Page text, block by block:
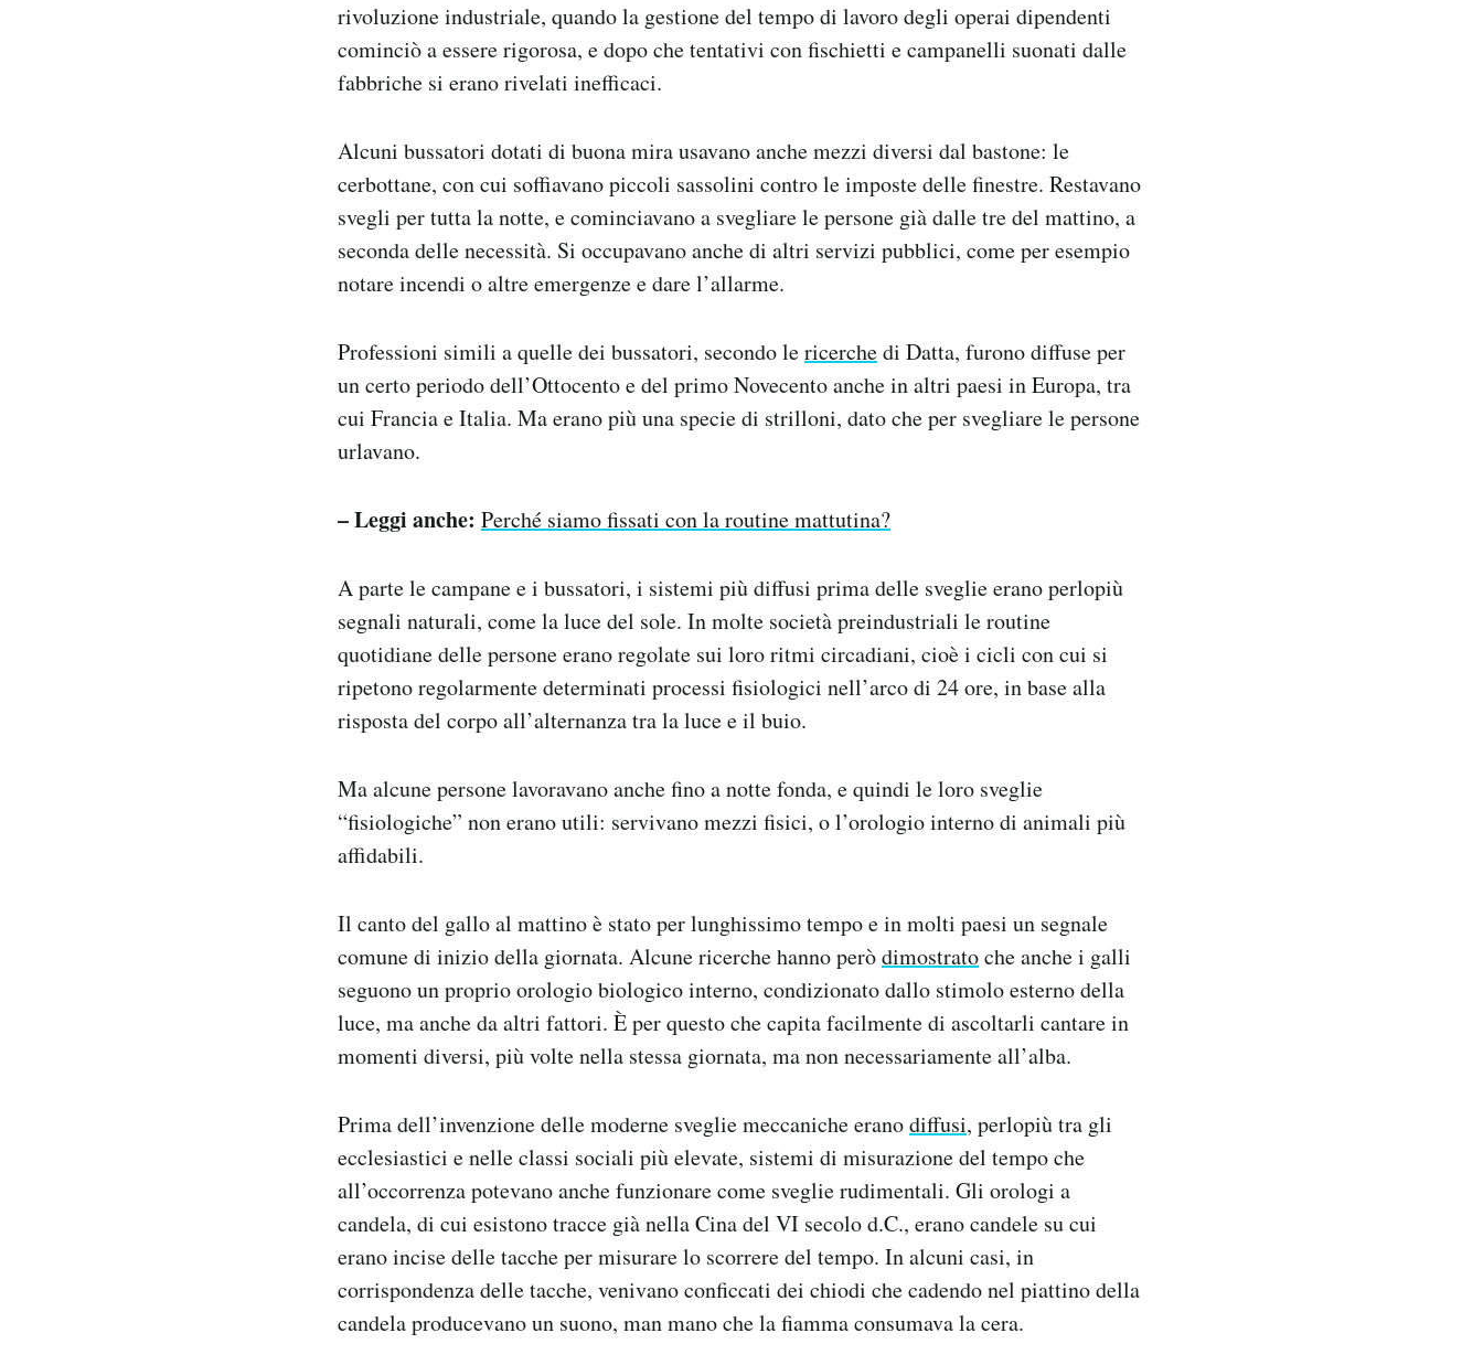
rivoluzione industriale, quando la gestione del tempo di lavoro degli operai dipendenti
cominciò a essere rigorosa, e dopo che tentativi con fischietti e campanelli suonati dalle
fabbriche si erano rivelati inefficaci.
Alcuni bussatori dotati di buona mira usavano anche mezzi diversi dal bastone: le
cerbottane, con cui soffiavano piccoli sassolini contro le imposte delle finestre. Restavano
svegli per tutta la notte, e cominciavano a svegliare le persone già dalle tre del mattino, a
seconda delle necessità. Si occupavano anche di altri servizi pubblici, come per esempio
notare incendi o altre emergenze e dare l’allarme.
Professioni simili a quelle dei bussatori, secondo lericerchedi Datta, furono diffuse per
un certo periodo dell’Ottocento e del primo Novecento anche in altri paesi in Europa, tra
cui Francia e Italia. Ma erano più una specie di strilloni, dato che per svegliare le persone
urlavano.
– Leggi anche: Perché siamo fissati con la routine mattutina?
A parte le campane e i bussatori, i sistemi più diffusi prima delle sveglie erano perlopiù
segnali naturali, come la luce del sole. In molte società preindustriali le routine
quotidiane delle persone erano regolate sui loro ritmi circadiani, cioè i cicli con cui si
ripetono regolarmente determinati processi fisiologici nell’arco di 24 ore, in base alla
risposta del corpo all’alternanza tra la luce e il buio.
Ma alcune persone lavoravano anche fino a notte fonda, e quindi le loro sveglie
“fisiologiche” non erano utili: servivano mezzi fisici, o l’orologio interno di animali più
affidabili.
Il canto del gallo al mattino è stato per lunghissimo tempo e in molti paesi un segnale
comune di inizio della giornata. Alcune ricerche hanno peròdimostratoche anche i galli
seguono un proprio orologio biologico interno, condizionato dallo stimolo esterno della
luce, ma anche da altri fattori. È per questo che capita facilmente di ascoltarli cantare in
momenti diversi, più volte nella stessa giornata, ma non necessariamente all’alba.
Prima dell’invenzione delle moderne sveglie meccaniche eranodiffusi, perlopiù tra gli
ecclesiastici e nelle classi sociali più elevate, sistemi di misurazione del tempo che
all’occorrenza potevano anche funzionare come sveglie rudimentali. Gli orologi a
candela, di cui esistono tracce già nella Cina del VI secolo d.C., erano candele su cui
erano incise delle tacche per misurare lo scorrere del tempo. In alcuni casi, in
corrispondenza delle tacche, venivano conficcati dei chiodi che cadendo nel piattino della
candela producevano un suono, man mano che la fiamma consumava la cera.